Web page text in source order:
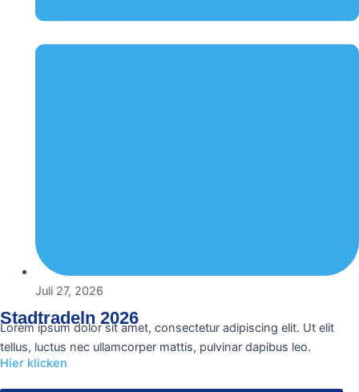
Juli 27, 2026
Stadtradeln 2026
Lorem ipsum dolor sit amet, consectetur adipiscing elit. Ut elit
tellus, luctus nec ullamcorper mattis, pulvinar dapibus leo.
Hier klicken